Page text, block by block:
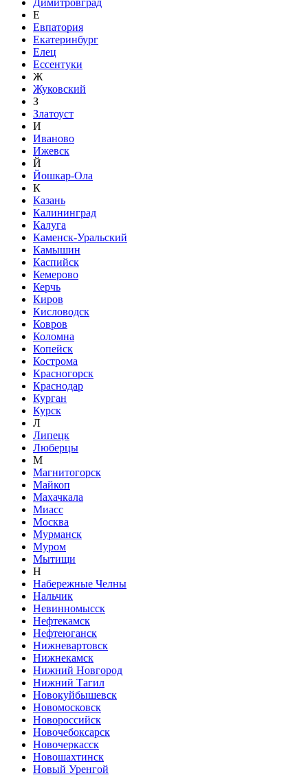
Димитровград
Е
Евпатория
Екатеринбург
Елец
Ессентуки
Ж
Жуковский
З
Златоуст
И
Иваново
Ижевск
Й
Йошкар-Ола
К
Казань
Калининград
Калуга
Каменск-Уральский
Камышин
Каспийск
Кемерово
Керчь
Киров
Кисловодск
Ковров
Коломна
Копейск
Кострома
Красногорск
Краснодар
Курган
Курск
Л
Липецк
Люберцы
М
Магнитогорск
Майкоп
Махачкала
Миасс
Москва
Мурманск
Муром
Мытищи
Н
Набережные Челны
Нальчик
Невинномысск
Нефтекамск
Нефтеюганск
Нижневартовск
Нижнекамск
Нижний Новгород
Нижний Тагил
Новокуйбышевск
Новомосковск
Новороссийск
Новочебоксарск
Новочеркасск
Новошахтинск
Новый Уренгой